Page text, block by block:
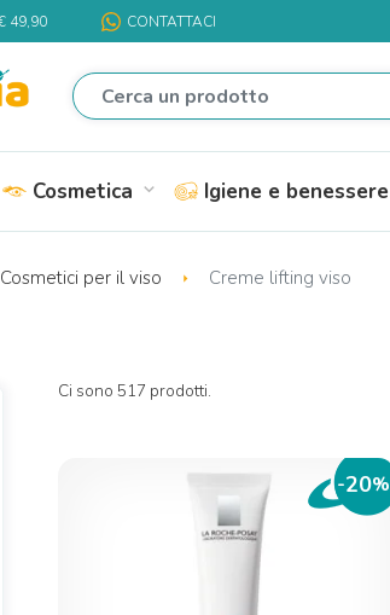
49,90 CONTATTACI
Cosmetica expand_more Igiene e benessere
Cosmetici per il viso Creme lifting viso
Ci sono 517 prodotti.
-20%